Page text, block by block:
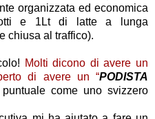
organizzata ed economica
e 1Lt di latte a lunga
chiusa al traffico).
Molti dicono di avere un
di avere un “PODISTA
come uno svizzero